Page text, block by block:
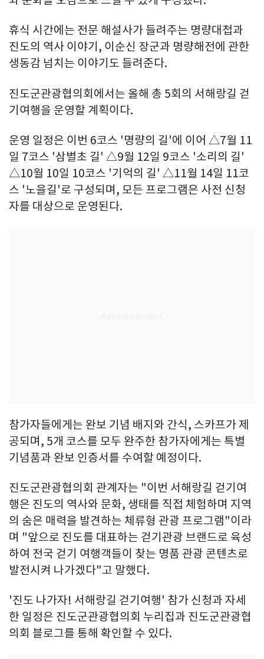
휴식 시간에는 전문 해설사가 들려주는 명량대첩과
진도의 역사 이야기, 이순신 장군과 명량해전에 관한
생동감 넘치는 이야기도 들려준다.
진도군관광협의회에서는 올해 총 5회의 서해랑길 걷
기여행을 운영할 계획이다.
운영 일정은 이번 6코스 '명량의 길'에 이어 △7월 11
일 7코스 '삼별초 길' △9월 12일 9코스 '소리의 길'
△10월 10일 10코스 '기억의 길' △11월 14일 11코
스 '노을길'로 구성되며, 모든 프로그램은 사전 신청
자를 대상으로 운영된다.
참가자들에게는 완보 기념 배지와 간식, 스카프가 제
공되며, 5개 코스를 모두 완주한 참가자에게는 특별
기념품과 완보 인증서를 수여할 예정이다.
진도군관광협의회 관계자는 "이번 서해랑길 걷기여
행은 진도의 역사와 문화, 생태를 직접 체험하며 지역
의 숨은 매력을 발견하는 체류형 관광 프로그램"이라
며 "앞으로 진도를 대표하는 걷기관광 브랜드로 육성
하여 전국 걷기 여행객들이 찾는 명품 관광 콘텐츠로
발전시켜 나가겠다"고 말했다.
'진도 나가자! 서해랑길 걷기여행' 참가 신청과 자세
한 일정은 진도군관광협의회 누리집과 진도군관광협
의회 블로그를 통해 확인할 수 있다.